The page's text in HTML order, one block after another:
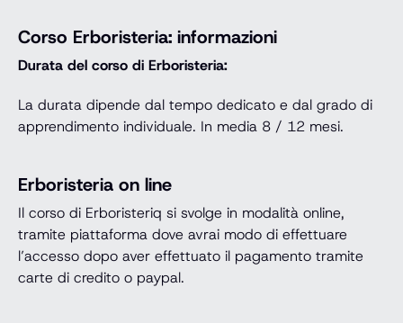
Corso Erboristeria: informazioni
Durata del corso di Erboristeria:
La durata dipende dal tempo dedicato e dal grado di
apprendimento individuale. In media 8 / 12 mesi.
Erboristeria on line
Il corso di Erboristeriq si svolge in modalità online,
tramite piattaforma dove avrai modo di effettuare
l’accesso dopo aver effettuato il pagamento tramite
carte di credito o paypal.